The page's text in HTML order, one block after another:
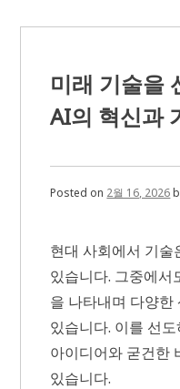
알
올
바
른
지
방
법
미래 기술을
AI의 혁신과
Posted on 2월 16, 2026
현대 사회에서 기술
있습니다. 그중에
을 나타내며 다양한
있습니다. 이를 선
아이디어와 굳건한
있습니다.